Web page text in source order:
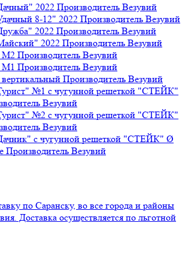
2022 Производитель Везувий
8-12" 2022 Производитель Везувий
2022 Производитель Везувий
2022 Производитель Везувий
М2 Производитель Везувий
М1 Производитель Везувий
Производитель Везувий
№1 с чугунной решеткой "СТЕЙК"
Везувий
№2 с чугунной решеткой "СТЕЙК"
Везувий
с чугунной решеткой "СТЕЙК" Ø
Производитель Везувий
по Саранску, во все города и районы
Доставка осуществляется по льготной